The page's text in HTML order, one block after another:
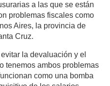
a las que se están
problemas fiscales como
Aires, la provincia de
Cruz.
la devaluación y el
tenemos ambos problemas
como una bomba